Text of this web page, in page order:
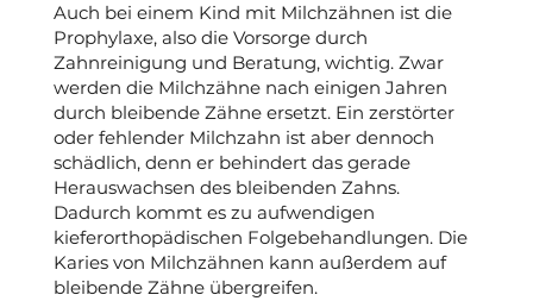
Auch bei einem Kind mit Milchzähnen ist die
Prophylaxe, also die Vorsorge durch
Zahnreinigung und Beratung, wichtig. Zwar
werden die Milchzähne nach einigen Jahren
durch bleibende Zähne ersetzt. Ein zerstörter
oder fehlender Milchzahn ist aber dennoch
schädlich, denn er behindert das gerade
Herauswachsen des bleibenden Zahns.
Dadurch kommt es zu aufwendigen
kieferorthopädischen Folgebehandlungen. Die
Karies von Milchzähnen kann außerdem auf
bleibende Zähne übergreifen.